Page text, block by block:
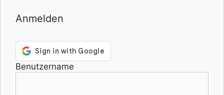
Anmelden
Benutzername